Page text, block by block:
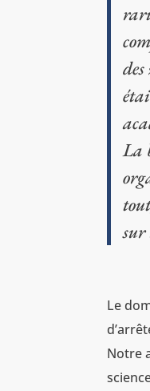
La
sur
Le
Notre